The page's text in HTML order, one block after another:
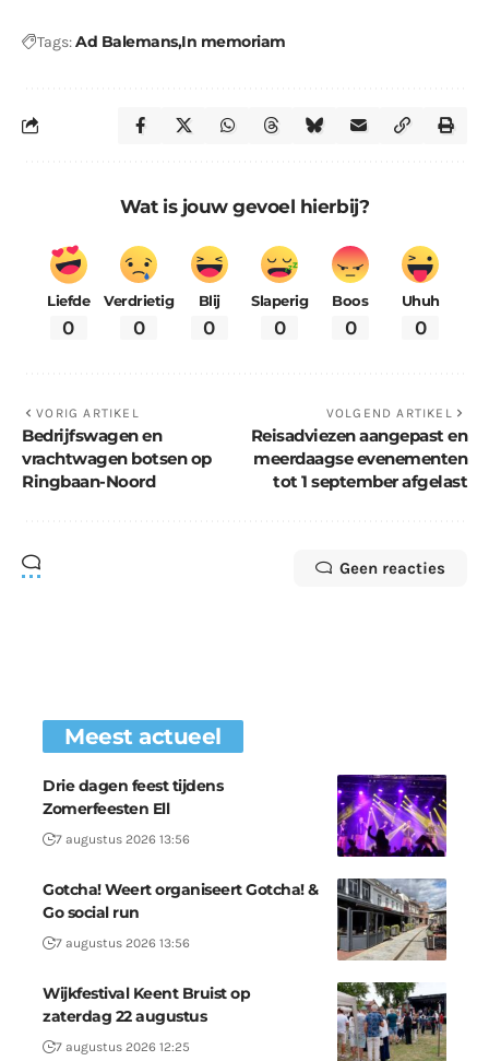
Tags:Ad BalemansIn memoriam
Wat is jouw gevoel hierbij?
Liefde
0
Verdrietig
0
Blij
0
Slaperig
0
Boos
0
Uhuh
0
VORIG ARTIKEL
Bedrijfswagen en
vrachtwagen botsen op
Ringbaan-Noord
VOLGEND ARTIKEL
Reisadviezen aangepast en
meerdaagse evenementen
tot 1 september afgelast
Geen reacties
Meest actueel
Drie dagen feest tijdens
Zomerfeesten Ell
7 augustus 2026 13:56
Gotcha! Weert organiseert Gotcha! &
Go social run
7 augustus 2026 13:56
Wijkfestival Keent Bruist op
zaterdag 22 augustus
7 augustus 2026 12:25